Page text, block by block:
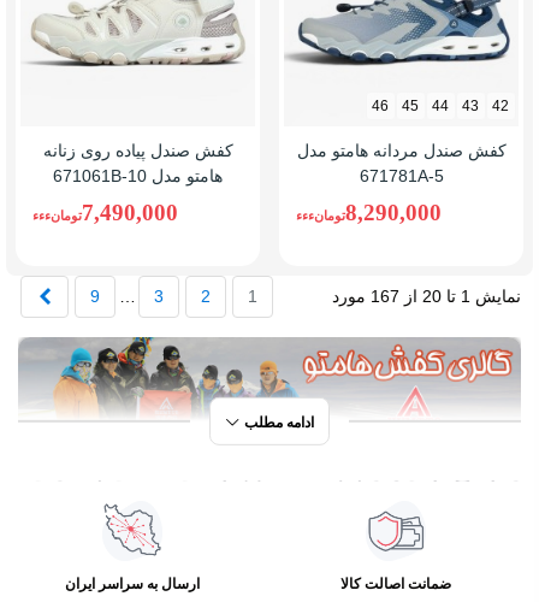
42
43
44
45
46
کفش صندل مردانه هامتو مدل
671781A-5
8,290,000تومانءءء
کفش صندل پیاده روی زنانه
هامتو مدل 671061B-10
7,490,000تومانءءء
نمایش 1 تا 20 از 167 مورد 1
2
3
9
هامتو (Humtto) یکی از برندهای شناخته‌شده در حوزه تجهیزات
ادامه مطلب
ضمانت اصالت کالا ارسال به سراسر ایران